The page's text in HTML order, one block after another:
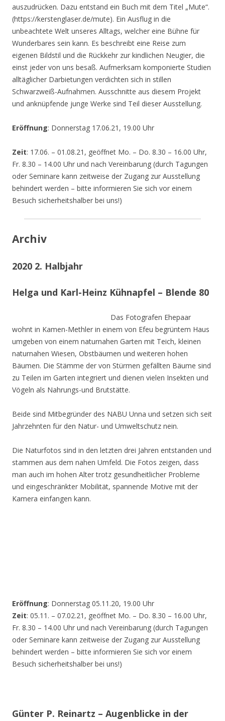
auszudrücken. Dazu entstand ein Buch mit dem Titel „Mute“.
(https://kerstenglaser.de/mute). Ein Ausflug in die
unbeachtete Welt unseres Alltags, welcher eine Bühne für
Wunderbares sein kann. Es beschreibt eine Reise zum
eigenen Bildstil und die Rückkehr zur kindlichen Neugier, die
einst jeder von uns besaß. Aufmerksam komponierte Studien
alltäglicher Darbietungen verdichten sich in stillen
Schwarzweiß-Aufnahmen. Ausschnitte aus diesem Projekt
und anknüpfende junge Werke sind Teil dieser Ausstellung.
Eröffnung: Donnerstag 17.06.21, 19.00 Uhr
Zeit: 17.06. – 01.08.21, geöffnet Mo. – Do. 8.30 – 16.00 Uhr,
Fr. 8.30 – 14.00 Uhr und nach Vereinbarung (durch Tagungen
oder Seminare kann zeitweise der Zugang zur Ausstellung
behindert werden – bitte informieren Sie sich vor einem
Besuch sicherheitshalber bei uns!)
Archiv
2020 2. Halbjahr
Helga und Karl-Heinz Kühnapfel – Blende 80
Das Fotografen Ehepaar
wohnt in Kamen-Methler in einem von Efeu begrüntem Haus
umgeben von einem naturnahen Garten mit Teich, kleinen
naturnahen Wiesen, Obstbäumen und weiteren hohen
Bäumen. Die Stämme der von Stürmen gefällten Bäume sind
zu Teilen im Garten integriert und dienen vielen Insekten und
Vögeln als Nahrungs-und Brutstätte.
Beide sind Mitbegründer des NABU Unna und setzen sich seit
Jahrzehnten für den Natur- und Umweltschutz nein.
Die Naturfotos sind in den letzten drei Jahren entstanden und
stammen aus dem nahen Umfeld. Die Fotos zeigen, dass
man auch im hohen Alter trotz gesundheitlicher Probleme
und eingeschränkter Mobilität, spannende Motive mit der
Kamera einfangen kann.
Eröffnung: Donnerstag 05.11.20, 19.00 Uhr
Zeit: 05.11. – 07.02.21, geöffnet Mo. – Do. 8.30 – 16.00 Uhr,
Fr. 8.30 – 14.00 Uhr und nach Vereinbarung (durch Tagungen
oder Seminare kann zeitweise der Zugang zur Ausstellung
behindert werden – bitte informieren Sie sich vor einem
Besuch sicherheitshalber bei uns!)
Günter P. Reinartz – Augenblicke in der